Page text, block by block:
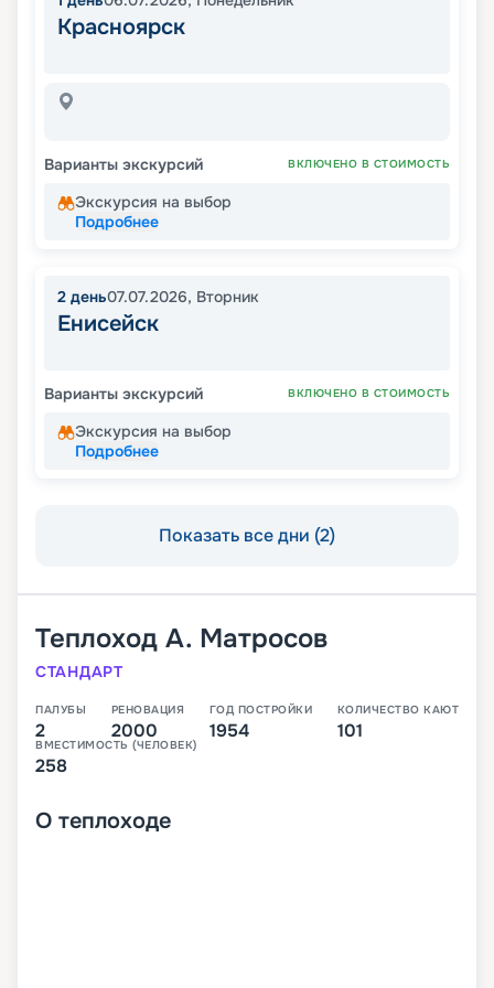
Красноярск
Варианты экскурсий ВКЛЮЧЕНО В СТОИМОСТЬ
Экскурсия на выбор
Подробнее
2 день07.07.2026, Вторник
Енисейск
Варианты экскурсий ВКЛЮЧЕНО В СТОИМОСТЬ
Экскурсия на выбор
Подробнее
Показать все дни (2)
Теплоход А. Матросов
СТАНДАРТ
ПАЛУБЫ
2
РЕНОВАЦИЯ
2000
ГОД ПОСТРОЙКИ
1954
КОЛИЧЕСТВО КАЮТ
101
ВМЕСТИМОСТЬ (ЧЕЛОВЕК)
258
О теплоходе